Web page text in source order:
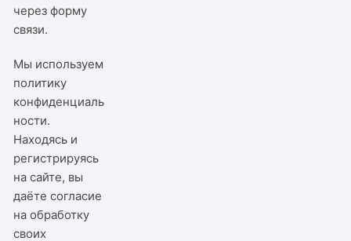
черезформу
связи.
Мы используем
политику
конфиденциаль
ности.
Находясь и
регистрируясь
на сайте, вы
даёте согласие
на обработку
своих